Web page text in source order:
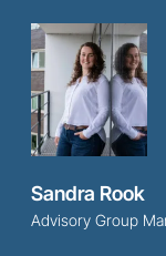
Sandra Rook
Advisory Group